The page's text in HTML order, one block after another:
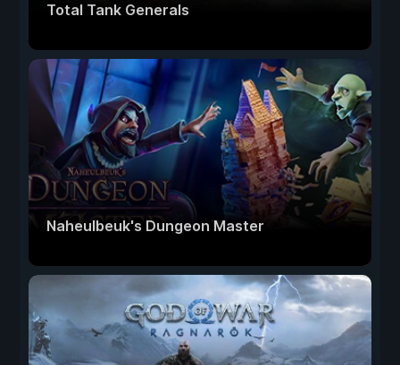
Total Tank Generals
Naheulbeuk's Dungeon Master